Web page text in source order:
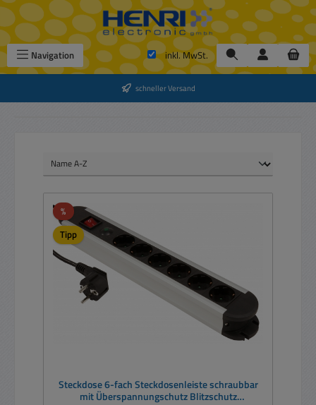
Zum Hauptinhalt springen
Navigation inkl. MwSt.
schneller Versand
%Rabatt
Tipp
Steckdose 6-fach Steckdosenleiste schraubbar
mit Überspannungschutz Blitzschutz